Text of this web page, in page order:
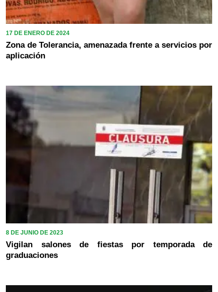
17 DE ENERO DE 2024
Zona de Tolerancia, amenazada frente a servicios por
aplicación
8 DE JUNIO DE 2023
Vigilan salones de fiestas por temporada de
graduaciones